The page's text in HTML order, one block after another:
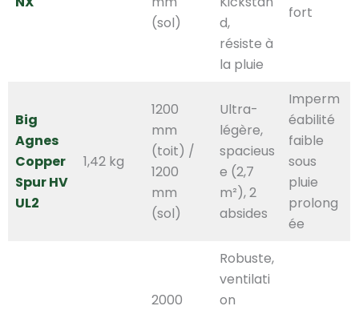
(sol)
d,
résiste à
la pluie
fort
Big
Agnes
Copper
Spur HV
UL2
1,42 kg
1200
mm
(toit) /
1200
mm
(sol)
Ultra-
légère,
spacieus
e (2,7
m²), 2
absides
Imperm
éabilité
faible
sous
pluie
prolong
ée
2000
Robuste,
ventilati
on